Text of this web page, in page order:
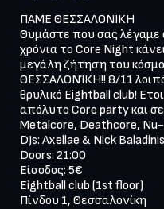
ΠΑΜΕ ΘΕΣΣΑΛΟΝΙΚΗ
Θυμάστε που σας λέγαμε
χρόνια το Core Night
μεγάλη ζήτηση του
ΘΕΣΣΑΛΟΝΊΚΗ!! 8/11
θρυλικό Eightball club!
απόλυτο Core party και
Metalcore, Deathcore,
DJs: Axellae & Nick Baladinis
Doors: 21:00
Είσοδος: 5€
Eightball club (1st floor)
Πίνδου 1, Θεσσαλονίκη